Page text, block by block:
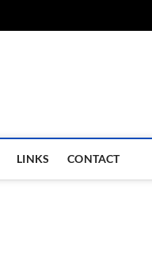
LINKS CONTACT